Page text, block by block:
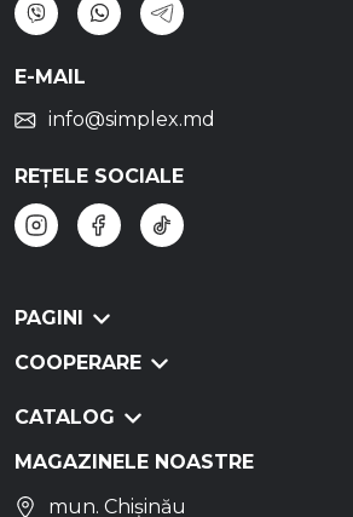
E-MAIL
info@simplex.md
REȚELE SOCIALE
PAGINI
COOPERARE
CATALOG
MAGAZINELE NOASTRE
mun. Chișinău